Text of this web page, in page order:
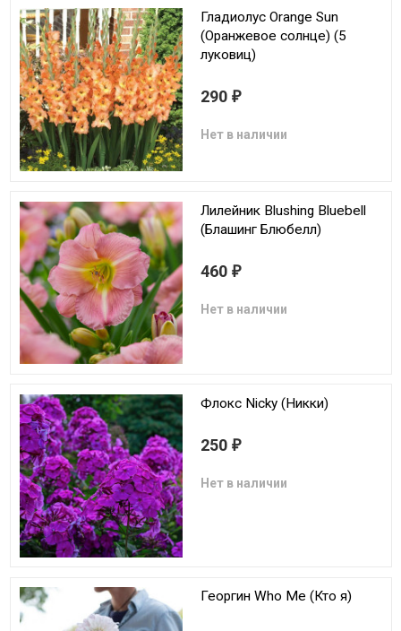
Гладиолус Orange Sun
(Оранжевое солнце) (5
луковиц)
290 ₽
Нет в наличии
Лилейник Blushing Bluebell
(Блашинг Блюбелл)
460 ₽
Нет в наличии
Флокс Nicky (Никки)
250 ₽
Нет в наличии
Георгин Who Me (Кто я)